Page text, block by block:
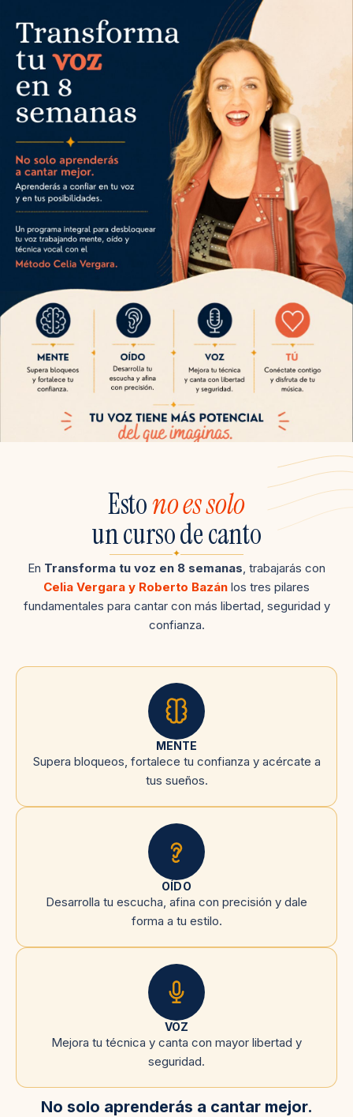
Estono es solo
un curso de canto
✦
En Transforma tu voz en 8 semanas, trabajarás con
Celia Vergara y Roberto Bazán los tres pilares
fundamentales para cantar con más libertad, seguridad y
confianza.
MENTE
Supera bloqueos, fortalece tu confianza y acércate a
tus sueños.
OÍDO
Desarrolla tu escucha, afina con precisión y dale
forma a tu estilo.
VOZ
Mejora tu técnica y canta con mayor libertad y
seguridad.
No solo aprenderás a cantar mejor.